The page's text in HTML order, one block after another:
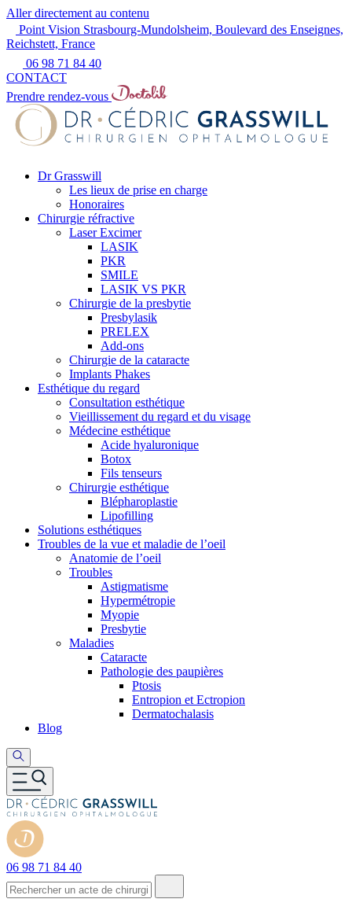
Aller directement au contenu
Point Vision Strasbourg-Mundolsheim, Boulevard des Enseignes,
Reichstett, France
06 98 71 84 40
CONTACT
Prendre rendez-vous
Dr Grasswill
Les lieux de prise en charge
Honoraires
Chirurgie réfractive
Laser Excimer
LASIK
PKR
SMILE
LASIK VS PKR
Chirurgie de la presbytie
Presbylasik
PRELEX
Add-ons
Chirurgie de la cataracte
Implants Phakes
Esthétique du regard
Consultation esthétique
Vieillissement du regard et du visage
Médecine esthétique
Acide hyaluronique
Botox
Fils tenseurs
Chirurgie esthétique
Blépharoplastie
Lipofilling
Solutions esthétiques
Troubles de la vue et maladie de l’oeil
Anatomie de l’oeil
Troubles
Astigmatisme
Hypermétropie
Myopie
Presbytie
Maladies
Cataracte
Pathologie des paupières
Ptosis
Entropion et Ectropion
Dermatochalasis
Blog
06 98 71 84 40